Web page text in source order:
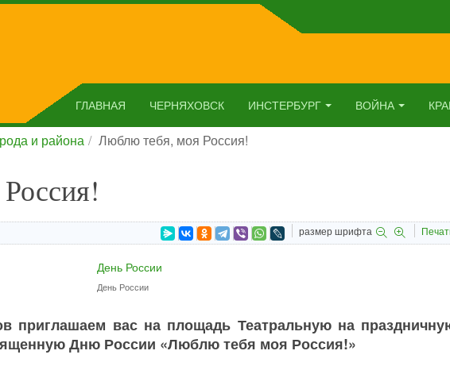
ГЛАВНАЯ ЧЕРНЯХОВСК ИНСТЕРБУРГ ВОЙНА
и района Люблю тебя, моя Россия!
размер шрифта
День России
приглашаем вас на площадь Театральную на
Дню России «Люблю тебя моя Россия!»